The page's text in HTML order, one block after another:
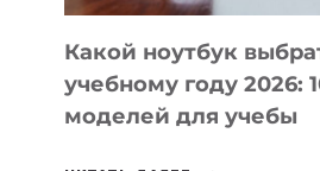
КОДА
Какой ноутбук
учебному году 2026:
моделей для учебы